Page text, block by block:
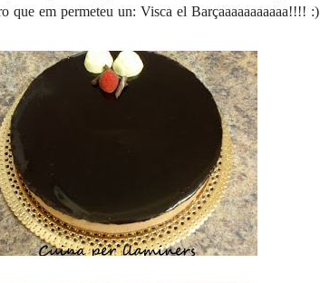
que em permeteu un: Visca el Barçaaaaaaaaaaa!!!! :)